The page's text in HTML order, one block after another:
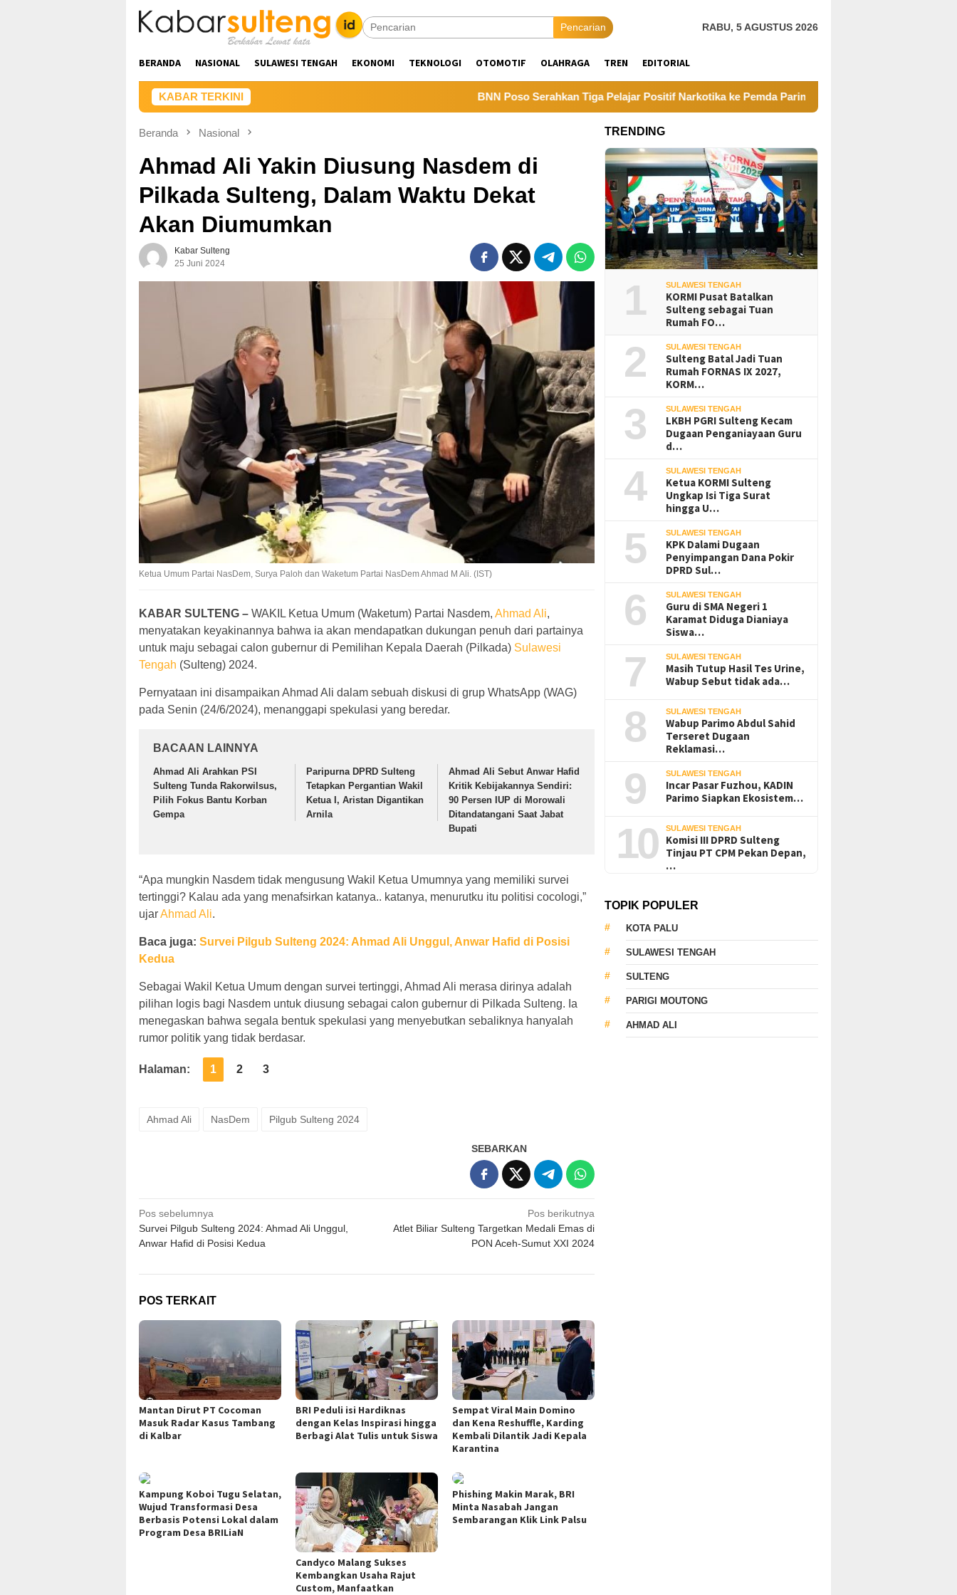
Pencarian RABU, 5 AGUSTUS 2026
BERANDA NASIONAL SULAWESI TENGAH EKONOMI TEKNOLOGI OTOMOTIF OLAHRAGA TREN EDITORIAL
KABAR TERKINI BNN Poso Serahkan Tiga Pelajar Positif Narkotika ke Pemda Parimo
Beranda Nasional
Ahmad Ali Yakin Diusung Nasdem di
Pilkada Sulteng, Dalam Waktu Dekat
Akan Diumumkan
Kabar Sulteng
25 Juni 2024
Ketua Umum Partai NasDem, Surya Paloh dan Waketum Partai NasDem Ahmad M Ali. (IST)
KABAR SULTENG – WAKIL Ketua Umum (Waketum) Partai Nasdem, Ahmad Ali,
menyatakan keyakinannya bahwa ia akan mendapatkan dukungan penuh dari partainya
untuk maju sebagai calon gubernur di Pemilihan Kepala Daerah (Pilkada) Sulawesi
Tengah (Sulteng) 2024.
Pernyataan ini disampaikan Ahmad Ali dalam sebuah diskusi di grup WhatsApp (WAG)
pada Senin (24/6/2024), menanggapi spekulasi yang beredar.
BACAAN LAINNYA
Ahmad Ali Arahkan PSI
Sulteng Tunda Rakorwilsus,
Pilih Fokus Bantu Korban
Gempa
Paripurna DPRD Sulteng
Tetapkan Pergantian Wakil
Ketua I, Aristan Digantikan
Arnila
Ahmad Ali Sebut Anwar Hafid
Kritik Kebijakannya Sendiri:
90 Persen IUP di Morowali
Ditandatangani Saat Jabat
Bupati
“Apa mungkin Nasdem tidak mengusung Wakil Ketua Umumnya yang memiliki survei
tertinggi? Kalau ada yang menafsirkan katanya.. katanya, menurutku itu politisi cocologi,”
ujarAhmad Ali.
Baca juga: Survei Pilgub Sulteng 2024: Ahmad Ali Unggul, Anwar Hafid di Posisi
Kedua
Sebagai Wakil Ketua Umum dengan survei tertinggi, Ahmad Ali merasa dirinya adalah
pilihan logis bagi Nasdem untuk diusung sebagai calon gubernur di Pilkada Sulteng. Ia
menegaskan bahwa segala bentuk spekulasi yang menyebutkan sebaliknya hanyalah
rumor politik yang tidak berdasar.
Halaman: 1 2 3
Ahmad Ali NasDem Pilgub Sulteng 2024
SEBARKAN
Navigasi
pos
Pos sebelumnya
Survei Pilgub Sulteng 2024: Ahmad Ali Unggul,
Anwar Hafid di Posisi Kedua
Pos berikutnya
Atlet Biliar Sulteng Targetkan Medali Emas di
PON Aceh-Sumut XXI 2024
POS TERKAIT
Mantan Dirut PT Cocoman
Masuk Radar Kasus Tambang
di Kalbar
BRI Peduli isi Hardiknas
dengan Kelas Inspirasi hingga
Berbagi Alat Tulis untuk Siswa
Sempat Viral Main Domino
dan Kena Reshuffle, Karding
Kembali Dilantik Jadi Kepala
Karantina
Kampung Koboi Tugu Selatan,
Wujud Transformasi Desa
Berbasis Potensi Lokal dalam
Program Desa BRILiaN
Candyco Malang Sukses
Kembangkan Usaha Rajut
Custom, Manfaatkan
Phishing Makin Marak, BRI
Minta Nasabah Jangan
Sembarangan Klik Link Palsu
TRENDING
1 SULAWESI TENGAH
KORMI Pusat Batalkan
Sulteng sebagai Tuan
Rumah FO…
2 SULAWESI TENGAH
Sulteng Batal Jadi Tuan
Rumah FORNAS IX 2027,
KORM…
3 SULAWESI TENGAH
LKBH PGRI Sulteng Kecam
Dugaan Penganiayaan Guru
d…
4 SULAWESI TENGAH
Ketua KORMI Sulteng
Ungkap Isi Tiga Surat
hingga U…
5 SULAWESI TENGAH
KPK Dalami Dugaan
Penyimpangan Dana Pokir
DPRD Sul…
6 SULAWESI TENGAH
Guru di SMA Negeri 1
Karamat Diduga Dianiaya
Siswa…
7 SULAWESI TENGAH
Masih Tutup Hasil Tes Urine,
Wabup Sebut tidak ada…
8 SULAWESI TENGAH
Wabup Parimo Abdul Sahid
Terseret Dugaan
Reklamasi…
9 SULAWESI TENGAH
Incar Pasar Fuzhou, KADIN
Parimo Siapkan Ekosistem…
10 SULAWESI TENGAH
Komisi III DPRD Sulteng
Tinjau PT CPM Pekan Depan,
…
TOPIK POPULER
KOTA PALU
SULAWESI TENGAH
SULTENG
PARIGI MOUTONG
AHMAD ALI